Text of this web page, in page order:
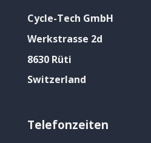
Cycle-Tech GmbH
Werkstrasse 2d
8630 Rüti
Switzerland
Telefonzeiten